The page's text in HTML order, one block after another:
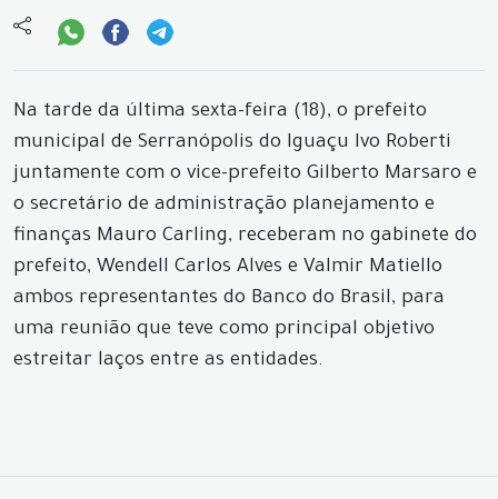
Na tarde da última sexta-feira (18), o prefeito
municipal de Serranópolis do Iguaçu Ivo Roberti
juntamente com o vice-prefeito Gilberto Marsaro e
o secretário de administração planejamento e
finanças Mauro Carling, receberam no gabinete do
prefeito, Wendell Carlos Alves e Valmir Matiello
ambos representantes do Banco do Brasil, para
uma reunião que teve como principal objetivo
estreitar laços entre as entidades.